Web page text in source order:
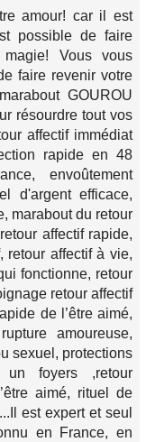
amour! car il est
possible de faire
Vous vous
faire revenir votre
GOUROU
résourdre tout vos
affectif immédiat
rapide en 48
envoûtement
d'argent efficace,
marabout du retour
affectif rapide,
retour affectif à vie,
fonctionne, retour
retour affectif
de l’être aimé,
amoureuse,
sexuel, protections
un foyers ,retour
aimé, rituel de
est expert et seul
en France, en